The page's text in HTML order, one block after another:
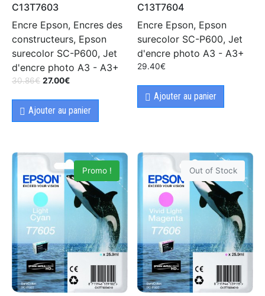
C13T7603
Encre Epson, Encres des
constructeurs, Epson
surecolor SC-P600, Jet
d'encre photo A3 - A3+
30.86€ 27.00€
Ajouter au panier
C13T7604
Encre Epson, Epson
surecolor SC-P600, Jet
d'encre photo A3 - A3+
29.40€
Ajouter au panier
Promo ! Out of Stock